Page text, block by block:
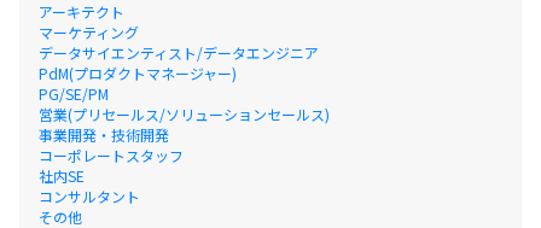
アーキテクト
マーケティング
データサイエンティスト/データエンジニア
PdM(プロダクトマネージャー)
PG/SE/PM
営業(プリセールス/ソリューションセールス)
事業開発・技術開発
コーポレートスタッフ
社内SE
コンサルタント
その他